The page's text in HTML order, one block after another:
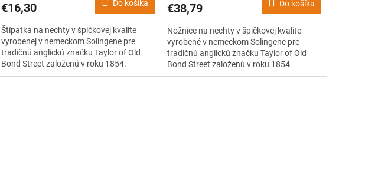
€16,30 Do košíka
Štípatka na nechty v špičkovej kvalite
vyrobenej v nemeckom Solingene pre
tradičnú anglickú značku Taylor of Old
Bond Street založenú v roku 1854.
Použité materiály zaručujú dlhú životnosť.
€38,79 Do košíka
Nožnice na nechty v špičkovej kvalite
vyrobené v nemeckom Solingene pre
tradičnú anglickú značku Taylor of Old
Bond Street založenú v roku 1854.
Použité materiály zaručujú dlhú životnosť.